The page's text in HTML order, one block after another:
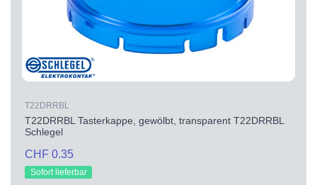
T22DRRBL
T22DRRBL Tasterkappe, gewölbt, transparent T22DRRBL
Schlegel
CHF 0.35
Sofort lieferbar